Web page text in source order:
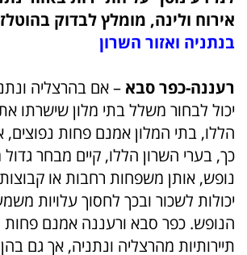
אירוח ולינה, מומלץ לבדוק בהוטלז
בנתניה ואזור השרון
רעננה-כפר סבא – אם בהרצליה
יכול לבחור משלל בתי מלון שישרתו
הללו, בתי המלון אמנם פחות נפוצים,
כך, בערי השרון הללו, קיים מבחר גדול
נופש, אותן משפחות רחבות או
יכולות לשכור ובכך לחסוך עלויות
הנופש. כפר סבא ורעננה אמנם פחות
תיירותיות מהרצליה ונתניה, אך גם